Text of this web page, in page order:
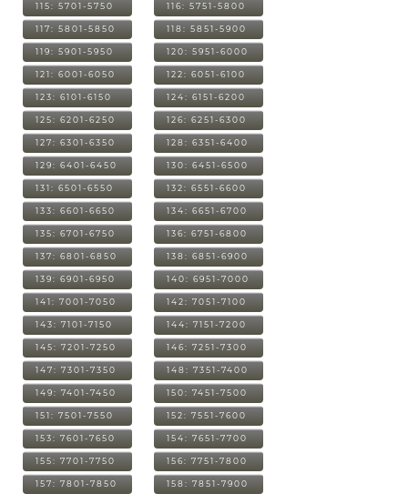
115: 5701-5750 116: 5751-5800
117: 5801-5850 118: 5851-5900
119: 5901-5950 120: 5951-6000
121: 6001-6050 122: 6051-6100
123: 6101-6150 124: 6151-6200
125: 6201-6250 126: 6251-6300
127: 6301-6350 128: 6351-6400
129: 6401-6450 130: 6451-6500
131: 6501-6550 132: 6551-6600
133: 6601-6650 134: 6651-6700
135: 6701-6750 136: 6751-6800
137: 6801-6850 138: 6851-6900
139: 6901-6950 140: 6951-7000
141: 7001-7050 142: 7051-7100
143: 7101-7150 144: 7151-7200
145: 7201-7250 146: 7251-7300
147: 7301-7350 148: 7351-7400
149: 7401-7450 150: 7451-7500
151: 7501-7550 152: 7551-7600
153: 7601-7650 154: 7651-7700
155: 7701-7750 156: 7751-7800
157: 7801-7850 158: 7851-7900